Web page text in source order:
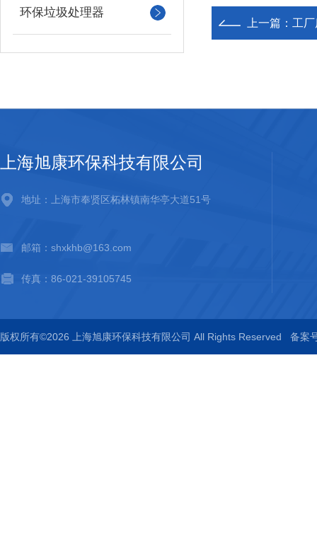
环保垃圾处理器
上一篇： 工厂
上海旭康环保科技有限公司
地址：上海市奉贤区柘林镇南华亭大道51号
邮箱：shxkhb@163.com
传真：86-021-39105745
版权所有©2026 上海旭康环保科技有限公司 All Rights Reserved 备案